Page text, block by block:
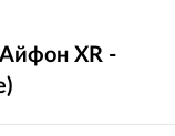
XR -